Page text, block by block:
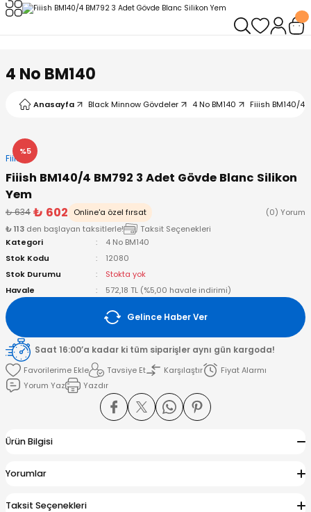
4 No BM140
Anasayfa Black Minnow Gövdeler 4 No BM140 Fiiish BM140/4
%5
Fiiish
Fiiish BM140/4 BM792 3 Adet Gövde Blanc Silikon
Yem
₺ 634 ₺ 602 Online'a özel fırsat
(0) Yorum
₺ 113 den başlayan taksitlerle!
Taksit Seçenekleri
Kategori
4 No BM140
Stok Kodu
12080
Stok Durumu
Stokta yok
Havale
572,18 TL (%5,00 havale indirimi)
Gelince Haber Ver
Saat 16:00’a kadar ki tüm siparişler aynı gün kargoda!
Tavsiye Et
Karşılaştır
Fiyat Alarmı
Yorum Yaz
Yazdır
Ürün Bilgisi
Yorumlar
Taksit Seçenekleri
Kamışlar
& El Feneri